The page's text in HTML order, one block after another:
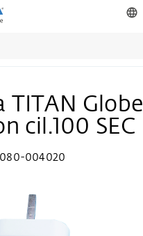
TITAN Globe
cil.100 SEC
004020